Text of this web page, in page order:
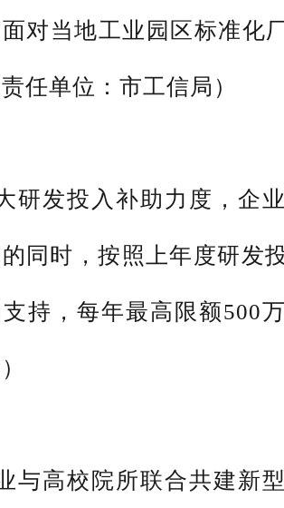
对当地工业园区标准化
任单位：市工信局）
研发投入补助力度，企
同时，按照上年度研发
持，每年最高限额500
与高校院所联合共建新